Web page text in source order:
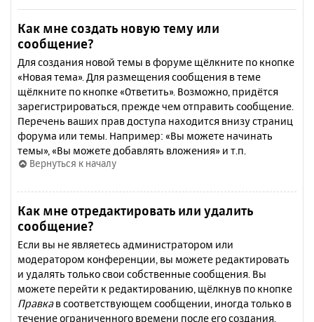
Как мне создать новую тему или
сообщение?
Для создания новой темы в форуме щёлкните по кнопке
«Новая тема». Для размещения сообщения в теме
щёлкните по кнопке «Ответить». Возможно, придётся
зарегистрироваться, прежде чем отправить сообщение.
Перечень ваших прав доступа находится внизу страниц
форума или темы. Например: «Вы можете начинать
темы», «Вы можете добавлять вложения» и т.п.
Вернуться к началу
Как мне отредактировать или удалить
сообщение?
Если вы не являетесь администратором или
модератором конференции, вы можете редактировать
и удалять только свои собственные сообщения. Вы
можете перейти к редактированию, щёлкнув по кнопке
Правкав соответствующем сообщении, иногда только в
течение ограниченного времени после его создания.